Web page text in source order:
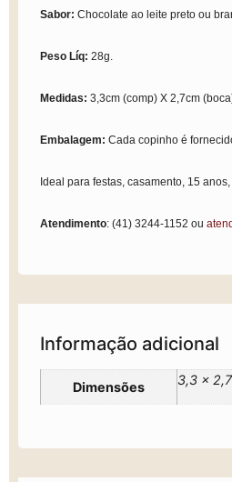
Sabor: Chocolate ao leite preto ou
Peso Líq: 28g.
Medidas: 3,3cm (comp) X 2,7cm
Embalagem: Cada copinho é
Ideal para festas, casamento, 15
Atendimento: (41) 3244-1152 ou
Informação adicional
Dimensões 3,3 ×